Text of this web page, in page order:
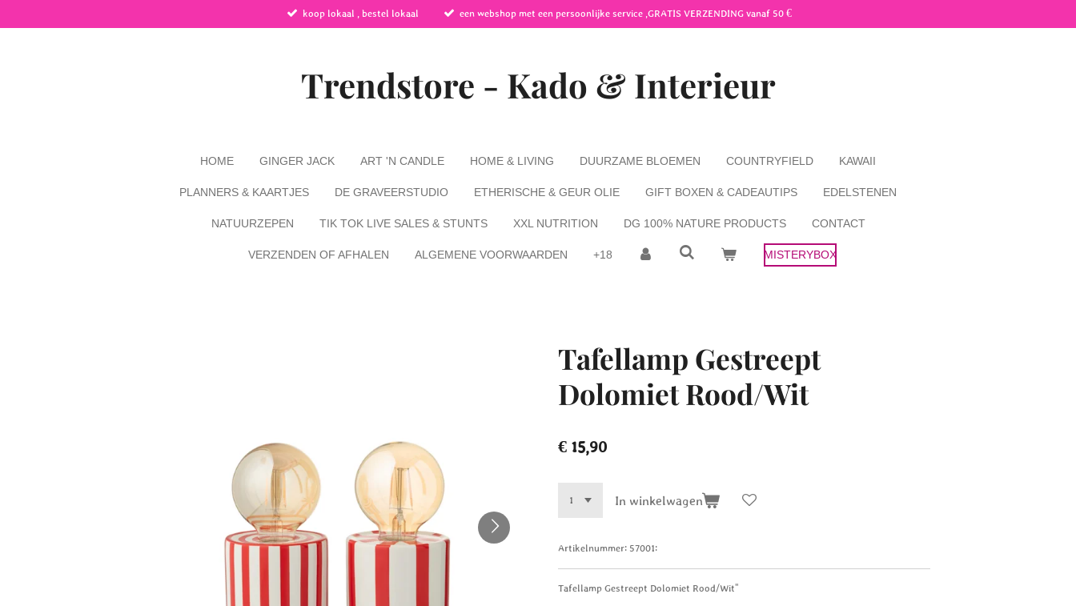
direct
koop lokaal , bestel lokaal een webshop met een persoonlijke service ,GRATIS VERZENDING vanaf 50 €
Trendstore - Kado & Interieur
HOME GINGER JACK ART 'N CANDLE HOME & LIVING DUURZAME BLOEMEN COUNTRYFIELD KAWAII
PLANNERS & KAARTJES DE GRAVEERSTUDIO ETHERISCHE & GEUR OLIE GIFT BOXEN & CADEAUTIPS EDELSTENEN
NATUURZEPEN TIK TOK LIVE SALES & STUNTS XXL NUTRITION DG 100% NATURE PRODUCTS CONTACT
VERZENDEN OF AFHALEN ALGEMENE VOORWAARDEN +18 MISTERYBOX
Tafellamp Gestreept
Dolomiet Rood/Wit
€ 15,90
In winkelwagen
Artikelnummer: 57001:
Tafellamp Gestreept Dolomiet Rood/Wit"